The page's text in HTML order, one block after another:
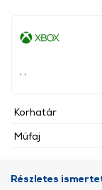
Korhatár
Műfaj
Részletes